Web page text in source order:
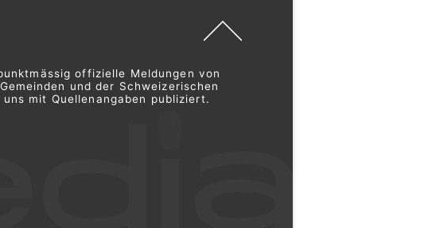
offizielle Meldungen von
und der Schweizerischen
mit Quellenangaben publiziert.